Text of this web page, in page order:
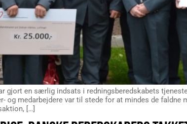
gjort en særlig indsats i redningsberedskabets
medarbejdere var til stede for at mindes de faldne
[…]